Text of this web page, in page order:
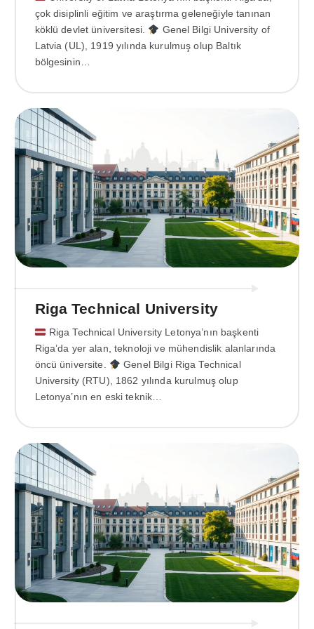
çok disiplinli eğitim ve araştırma geleneğiyle tanınan
köklü devlet üniversitesi.
Genel Bilgi University of
Latvia (UL), 1919 yılında kurulmuş olup Baltık
bölgesinin…
Riga Technical University
Riga Technical University Letonya’nın başkenti
Riga’da yer alan, teknoloji ve mühendislik alanlarında
öncü üniversite.
Genel Bilgi Riga Technical
University (RTU), 1862 yılında kurulmuş olup
Letonya’nın en eski teknik…